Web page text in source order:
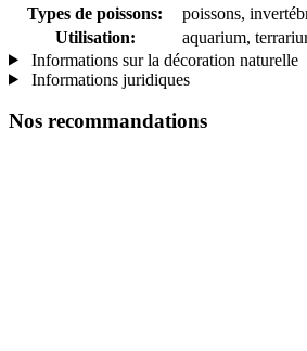
Types de poissons:
poissons,
Utilisation:
aquarium,
Informations sur la décoration naturelle
Informations juridiques
Nos recommandations